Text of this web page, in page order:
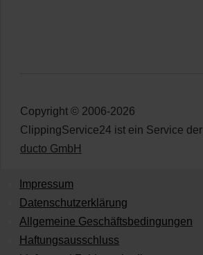
Copyright © 2006-2026
ClippingService24 ist ein Service der
ducto GmbH
Impressum
Datenschutzerklärung
Allgemeine Geschäftsbedingungen
Haftungsausschluss